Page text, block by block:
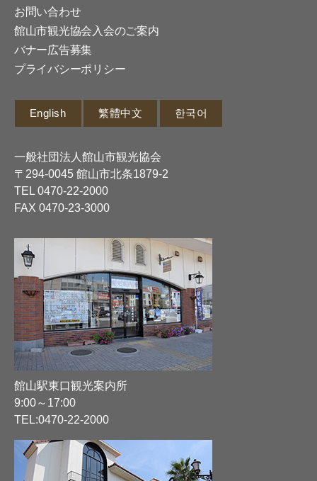
お問い合わせ
館山市観光協会入会のご案内
バナー広告募集
プライバシーポリシー
English 繁體中文 한국어
一般社団法人館山市観光協会
〒294-0045 館山市北条1879-2
TEL 0470-22-2000
FAX 0470-23-3000
館山駅東口観光案内所
9:00～17:00
TEL:0470-22-2000